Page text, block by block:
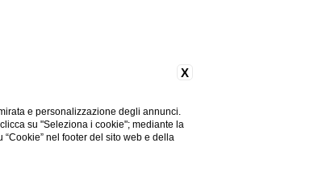
X
e personalizzazione degli annunci.
su "Seleziona i cookie"; mediante la
nel footer del sito web e della